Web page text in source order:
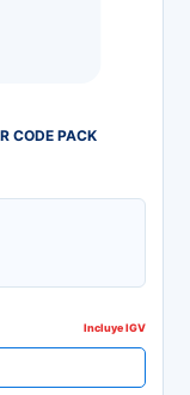
CODE PACK
Incluye IGV